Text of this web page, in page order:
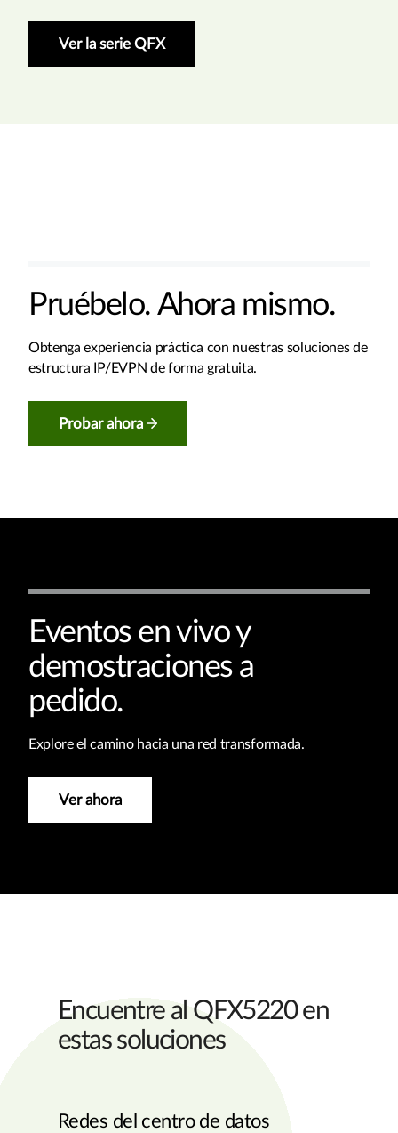
Ver la serie QFX
Pruébelo. Ahora mismo.
Obtenga experiencia práctica con nuestras soluciones de
estructura IP/EVPN de forma gratuita.
Probar ahora
Eventos en vivo y
demostraciones a
pedido.
Explore el camino hacia una red transformada.
Ver ahora
Encuentre al QFX5220 en
estas soluciones
Redes del centro de datos